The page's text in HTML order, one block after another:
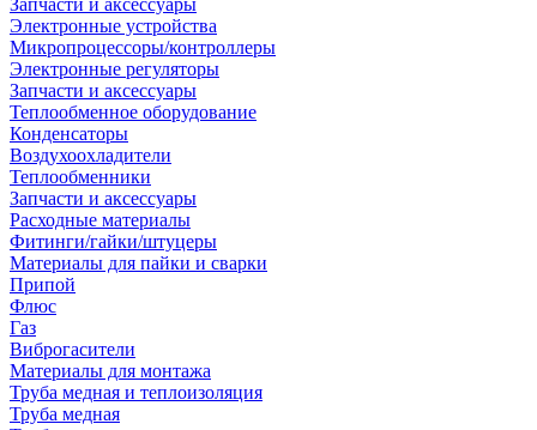
Запчасти и аксессуары
Электронные устройства
Микропроцессоры/контроллеры
Электронные регуляторы
Запчасти и аксессуары
Теплообменное оборудование
Конденсаторы
Воздухоохладители
Теплообменники
Запчасти и аксессуары
Расходные материалы
Фитинги/гайки/штуцеры
Материалы для пайки и сварки
Припой
Флюс
Газ
Виброгасители
Материалы для монтажа
Труба медная и теплоизоляция
Труба медная